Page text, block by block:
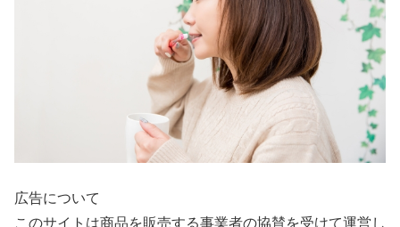
広告について
このサイトは商品を販売する事業者の協賛を受けて運営し